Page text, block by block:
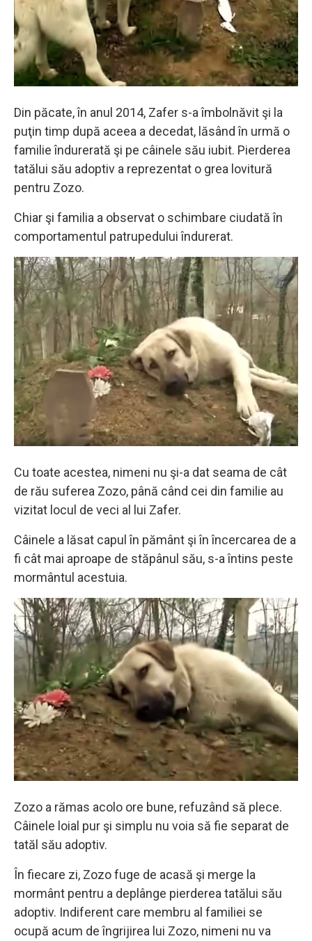
Din păcate, în anul 2014, Zafer s-a îmbolnăvit şi la
puţin timp după aceea a decedat, lăsând în urmă o
familie îndurerată şi pe câinele său iubit. Pierderea
tatălui său adoptiv a reprezentat o grea lovitură
pentru Zozo.
Chiar şi familia a observat o schimbare ciudată în
comportamentul patrupedului îndurerat.
Cu toate acestea, nimeni nu şi-a dat seama de cât
de rău suferea Zozo, până când cei din familie au
vizitat locul de veci al lui Zafer.
Câinele a lăsat capul în pământ şi în încercarea de a
fi cât mai aproape de stăpânul său, s-a întins peste
mormântul acestuia.
Zozo a rămas acolo ore bune, refuzând să plece.
Câinele loial pur şi simplu nu voia să fie separat de
tatăl său adoptiv.
În fiecare zi, Zozo fuge de acasă şi merge la
mormânt pentru a deplânge pierderea tatălui său
adoptiv. Indiferent care membru al familiei se
ocupă acum de îngrijirea lui Zozo, nimeni nu va